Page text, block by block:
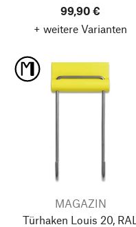
99,90 €
+ weitere Varianten
MAGAZIN
Türhaken Louis 20, RAL